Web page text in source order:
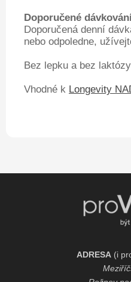
Doporučené
Doporučená denní
nebo odpoledne,
Bez lepku a bez
Vhodné k Longevity
ADRESA (i